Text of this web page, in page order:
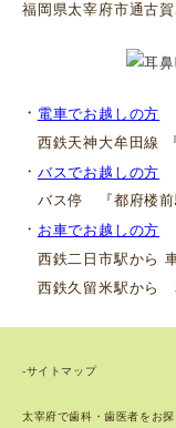
福岡県太宰府市通古
・ 電車でお越しの方
西鉄天神大牟田線
・ バスでお越しの方
バス停 『都府楼
・ お車でお越しの方
西鉄二日市駅から
西鉄久留米駅から
-サイトマップ
太宰府で歯科・歯医者をお